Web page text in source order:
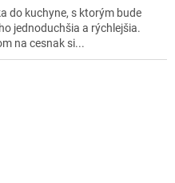
do kuchyne, s ktorým bude
jednoduchšia a rýchlejšia.
na cesnak si...